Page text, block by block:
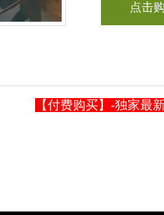
点击
【付费购买】-独家最